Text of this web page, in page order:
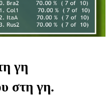
γη
στη γη.